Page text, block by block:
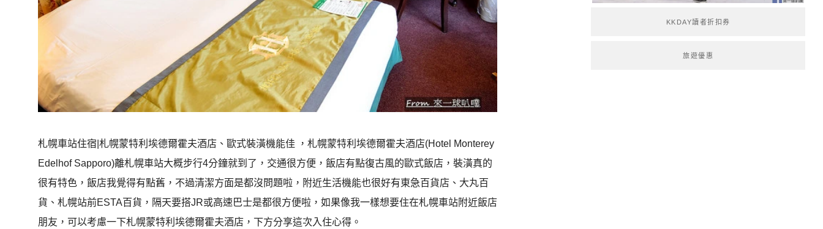
札幌車站住宿|札幌蒙特利埃德爾霍夫酒店、歐式裝潢機能佳 ，札幌蒙特利埃德爾霍夫酒店(Hotel Monterey
Edelhof Sapporo)離札幌車站大概步行4分鐘就到了，交通很方便，飯店有點復古風的歐式飯店，裝潢真的
很有特色，飯店我覺得有點舊，不過清潔方面是都沒問題啦，附近生活機能也很好有東急百貨店、大丸百
貨、札幌站前ESTA百貨，隔天要搭JR或高速巴士是都很方便啦，如果像我一樣想要住在札幌車站附近飯店
朋友，可以考慮一下札幌蒙特利埃德爾霍夫酒店，下方分享這次入住心得。
KKDAY讀者折扣券
旅遊優惠